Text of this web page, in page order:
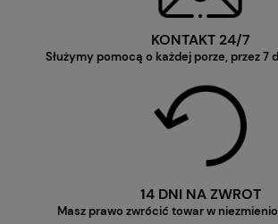
KONTAKT 24/7
Służymy pomocą o każdej porze, przez 7
14 DNI NA ZWROT
Masz prawo zwrócić towar w